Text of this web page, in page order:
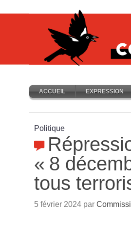
ACCUEIL EXPRESSION
Politique
« 8
tous
5 février 2024 par